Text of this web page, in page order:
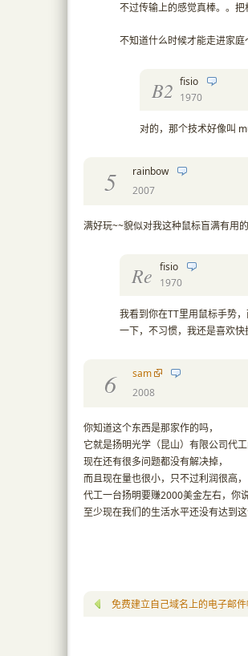
不过传输上的感觉真棒。。把
不知道什么时候才能走进家庭
B2 fisio
1970
对的，那个技术好像叫
5
rainbow
2007
满好玩~~貌似对我这种鼠标盲满有用
Re fisio
1970
我看到你在TT里用鼠标手势
一下，不习惯，我还是喜欢快
6
sam
2008
你知道这个东西是那家作的吗，
它就是扬明光学（昆山）有限公司代工
现在还有很多问题都没有解决掉，
而且现在量也很小，只不过利润很高，
代工一台扬明要赚2000美金左右，你
至少现在我们的生活水平还没有达到
免费建立自己域名上的电子邮